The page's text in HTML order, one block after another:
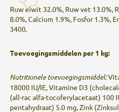
Ruw eiwit 32.0%, Ruw vet 13.0%,
8.0%, Calcium 1.9%, Fosfor 1.3%,
3400.
Toevoegingsmiddelen per 1 kg:
Nutritionele toevoegingsmiddel:
18000 IU/IE, Vitamine D3
(all-rac alfa-tocoferylacetaat) 100
pentahydraat) 5.0 mg, Zink